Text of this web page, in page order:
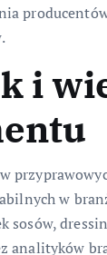
i
w
sosów,
analityków